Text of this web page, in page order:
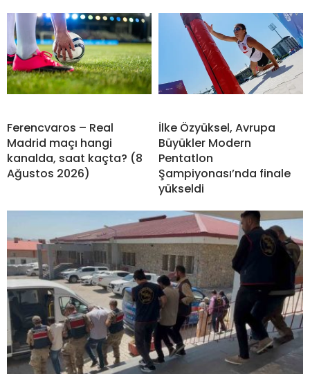
Ferencvaros – Real
Madrid maçı hangi
kanalda, saat kaçta? (8
Ağustos 2026)
İlke Özyüksel, Avrupa
Büyükler Modern
Pentatlon
Şampiyonası’nda finale
yükseldi